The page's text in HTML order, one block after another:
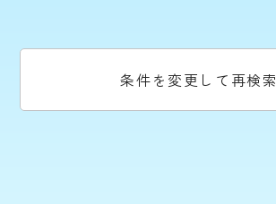
条件を変更して再検索